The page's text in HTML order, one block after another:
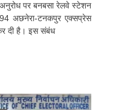
पर बनबसा रेलवे स्टेशन
अछनेरा-टनकपुर एक्सप्रेस
दी है। इस संबंध